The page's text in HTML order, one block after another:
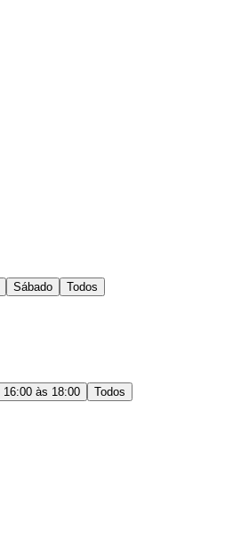
Sábado Todos
16:00 às 18:00
Todos